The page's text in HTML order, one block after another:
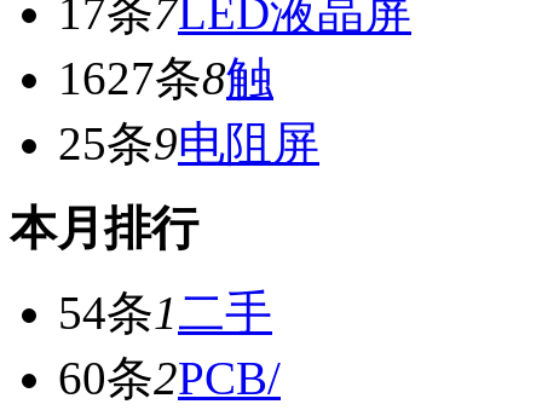
17条7LED液晶屏
1627条8触
25条9电阻屏
本月排行
54条1二手
60条2PCB/